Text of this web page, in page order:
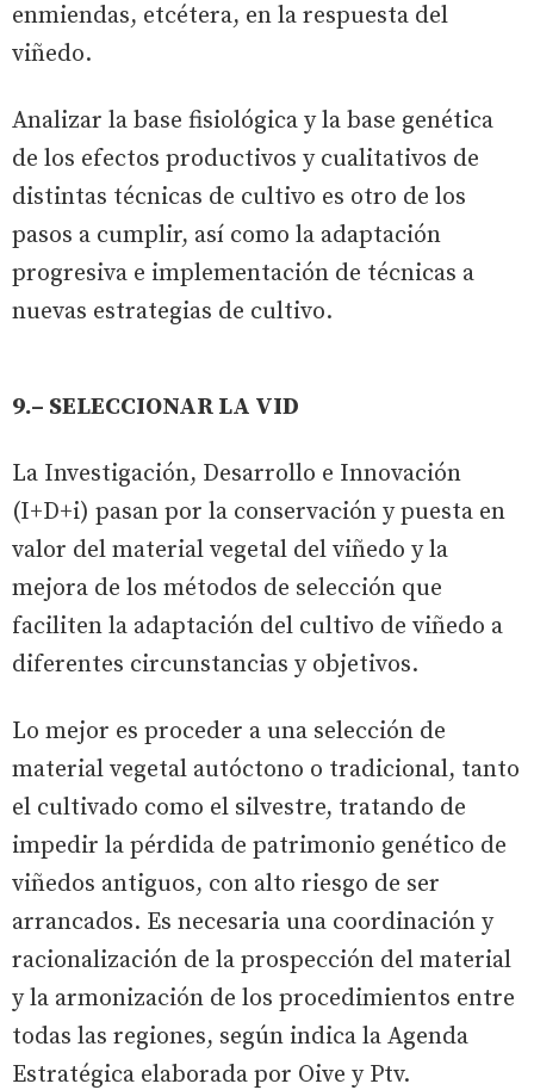
enmiendas, etcétera, en la respuesta del
viñedo.
Analizar la base fisiológica y la base genética
de los efectos productivos y cualitativos de
distintas técnicas de cultivo es otro de los
pasos a cumplir, así como la adaptación
progresiva e implementación de técnicas a
nuevas estrategias de cultivo.
9.– SELECCIONAR LA VID
La Investigación, Desarrollo e Innovación
(I+D+i) pasan por la conservación y puesta en
valor del material vegetal del viñedo y la
mejora de los métodos de selección que
faciliten la adaptación del cultivo de viñedo a
diferentes circunstancias y objetivos.
Lo mejor es proceder a una selección de
material vegetal autóctono o tradicional, tanto
el cultivado como el silvestre, tratando de
impedir la pérdida de patrimonio genético de
viñedos antiguos, con alto riesgo de ser
arrancados. Es necesaria una coordinación y
racionalización de la prospección del material
y la armonización de los procedimientos entre
todas las regiones, según indica la Agenda
Estratégica elaborada por Oive y Ptv.